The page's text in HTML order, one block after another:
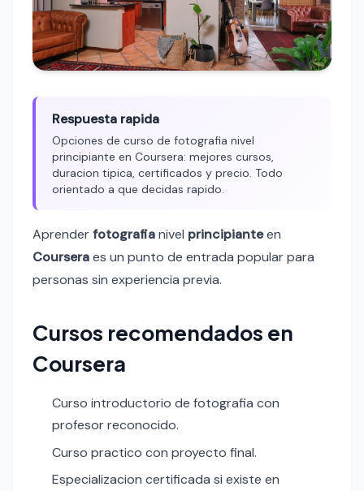
Respuesta rapida
Opciones de curso de fotografia nivel
principiante en Coursera: mejores cursos,
duracion tipica, certificados y precio. Todo
orientado a que decidas rapido.
Aprenderfotografianivel principianteen
Courseraes un punto de entrada popular para
personas sin experiencia previa.
Cursos recomendados en
Coursera
Curso introductorio de fotografia con
profesor reconocido.
Curso practico con proyecto final.
Especializacion certificada si existe en